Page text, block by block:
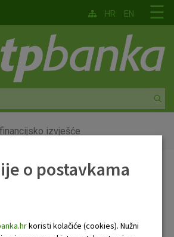
☰
HR EN
izvješće
financijsko
o postavkama
koristi kolačiće (cookies). Nužni